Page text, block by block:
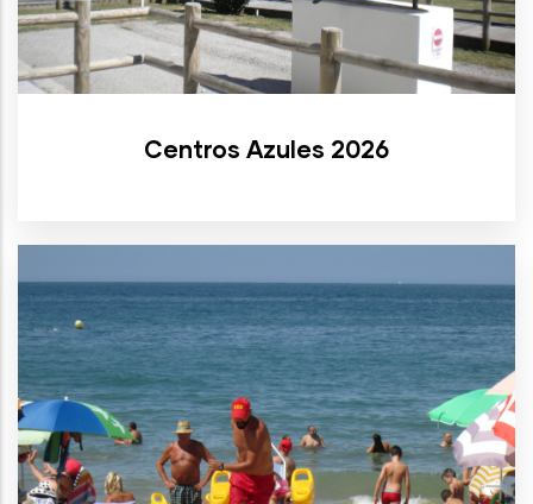
Centros Azules 2026